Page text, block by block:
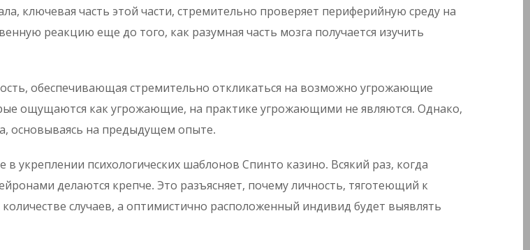
ключевая часть этой части, стремительно проверяет периферийную среду на
реакцию еще до того, как разумная часть мозга получается изучить
обеспечивающая стремительно откликаться на возможно угрожающие
ощущаются как угрожающие, на практике угрожающими не являются. Однако,
основываясь на предыдущем опыте.
укреплении психологических шаблонов Спинто казино. Всякий раз, когда
делаются крепче. Это разъясняет, почему личность, тяготеющий к
случаев, а оптимистично расположенный индивид будет выявлять